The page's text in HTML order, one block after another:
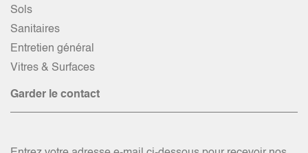
Sols
Sanitaires
Entretien général
Vitres & Surfaces
Garder le contact